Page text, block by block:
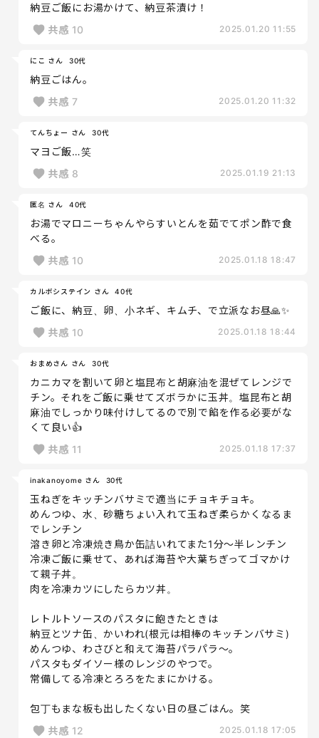
納豆ご飯にお湯かけて、納豆茶漬け！
共感 10 2025.01.20 11:55
にこ さん 30代
納豆ごはん。
共感 7 2025.01.20 11:32
てんちょー さん 30代
マヨご飯…笑
共感 8 2025.01.19 21:13
匿名 さん 40代
お湯でマロニーちゃんやらすいとんを茹でてポン酢で食
べる。
共感 10 2025.01.18 18:47
カルボシステイン さん 40代
ご飯に、納豆、卵、小ネギ、キムチ、で立派なお昼🙏✨
共感 10 2025.01.18 18:44
おまめさん さん 30代
カニカマを割いて卵と塩昆布と胡麻油を混ぜてレンジで
チン。それをご飯に乗せてズボラかに玉丼。塩昆布と胡
麻油でしっかり味付けしてるので別で餡を作る必要がな
くて良い👍
共感 11 2025.01.18 17:37
inakanoyome さん 30代
玉ねぎをキッチンバサミで適当にチョキチョキ。
めんつゆ、水、砂糖ちょい入れて玉ねぎ柔らかくなるま
でレンチン
溶き卵と冷凍焼き鳥か缶詰いれてまた1分〜半レンチン
冷凍ご飯に乗せて、あれば海苔や大葉ちぎってゴマかけ
て親子丼。
肉を冷凍カツにしたらカツ丼。
レトルトソースのパスタに飽きたときは
納豆とツナ缶、かいわれ(根元は相棒のキッチンバサミ)
めんつゆ、わさびと和えて海苔パラパラ〜。
パスタもダイソー様のレンジのやつで。
常備してる冷凍とろろをたまにかける。
包丁もまな板も出したくない日の昼ごはん。笑
共感 12 2025.01.18 17:05